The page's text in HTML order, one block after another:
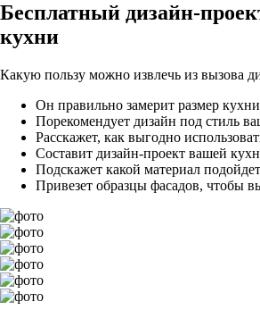
Бесплатный дизайн-
кухни
Какую пользу можно извлечь из вызова
Он правильно замерит размер
Порекомендует дизайн под стиль
Расскажет, как выгодно
Составит дизайн-проект вашей
Подскажет какой материал
Привезет образцы фасадов, чтобы